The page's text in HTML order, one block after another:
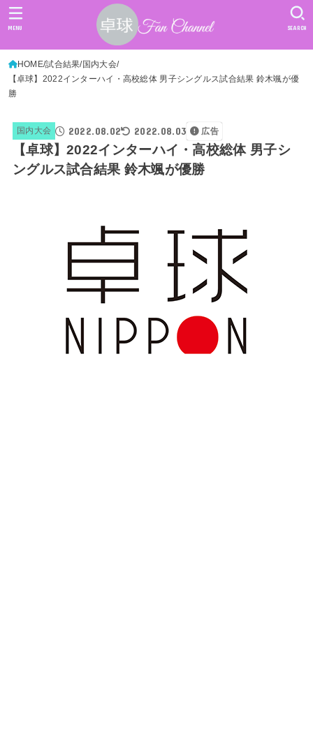
SEARCH
MENU
HOME 試合結果 国内大会
【卓球】2022インターハイ・高校総体 男子シングルス試合結果 鈴木颯が優
勝
国内大会 2022.08.02 2022.08.03 広告
【卓球】2022インターハイ・高校総体 男子シ
ングルス試合結果 鈴木颯が優勝